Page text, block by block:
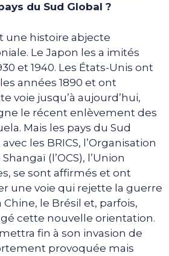
du Sud Global ?
une histoire abjecte
Le Japon les a imités
et 1940. Les États-Unis ont
années 1890 et ont
voie jusqu’à aujourd’hui,
le récent enlèvement des
Mais les pays du Sud
les BRICS, l’Organisation
(l’OCS), l’Union
se sont affirmés et ont
une voie qui rejette la guerre
Chine, le Brésil et, parfois,
cette nouvelle orientation.
fin à son invasion de
provoquée mais